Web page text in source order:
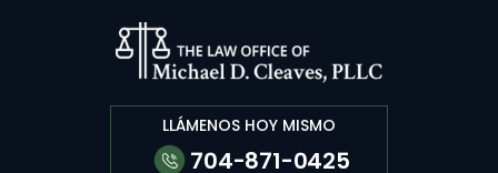
LLÁMENOS HOY MISMO
704-871-0425